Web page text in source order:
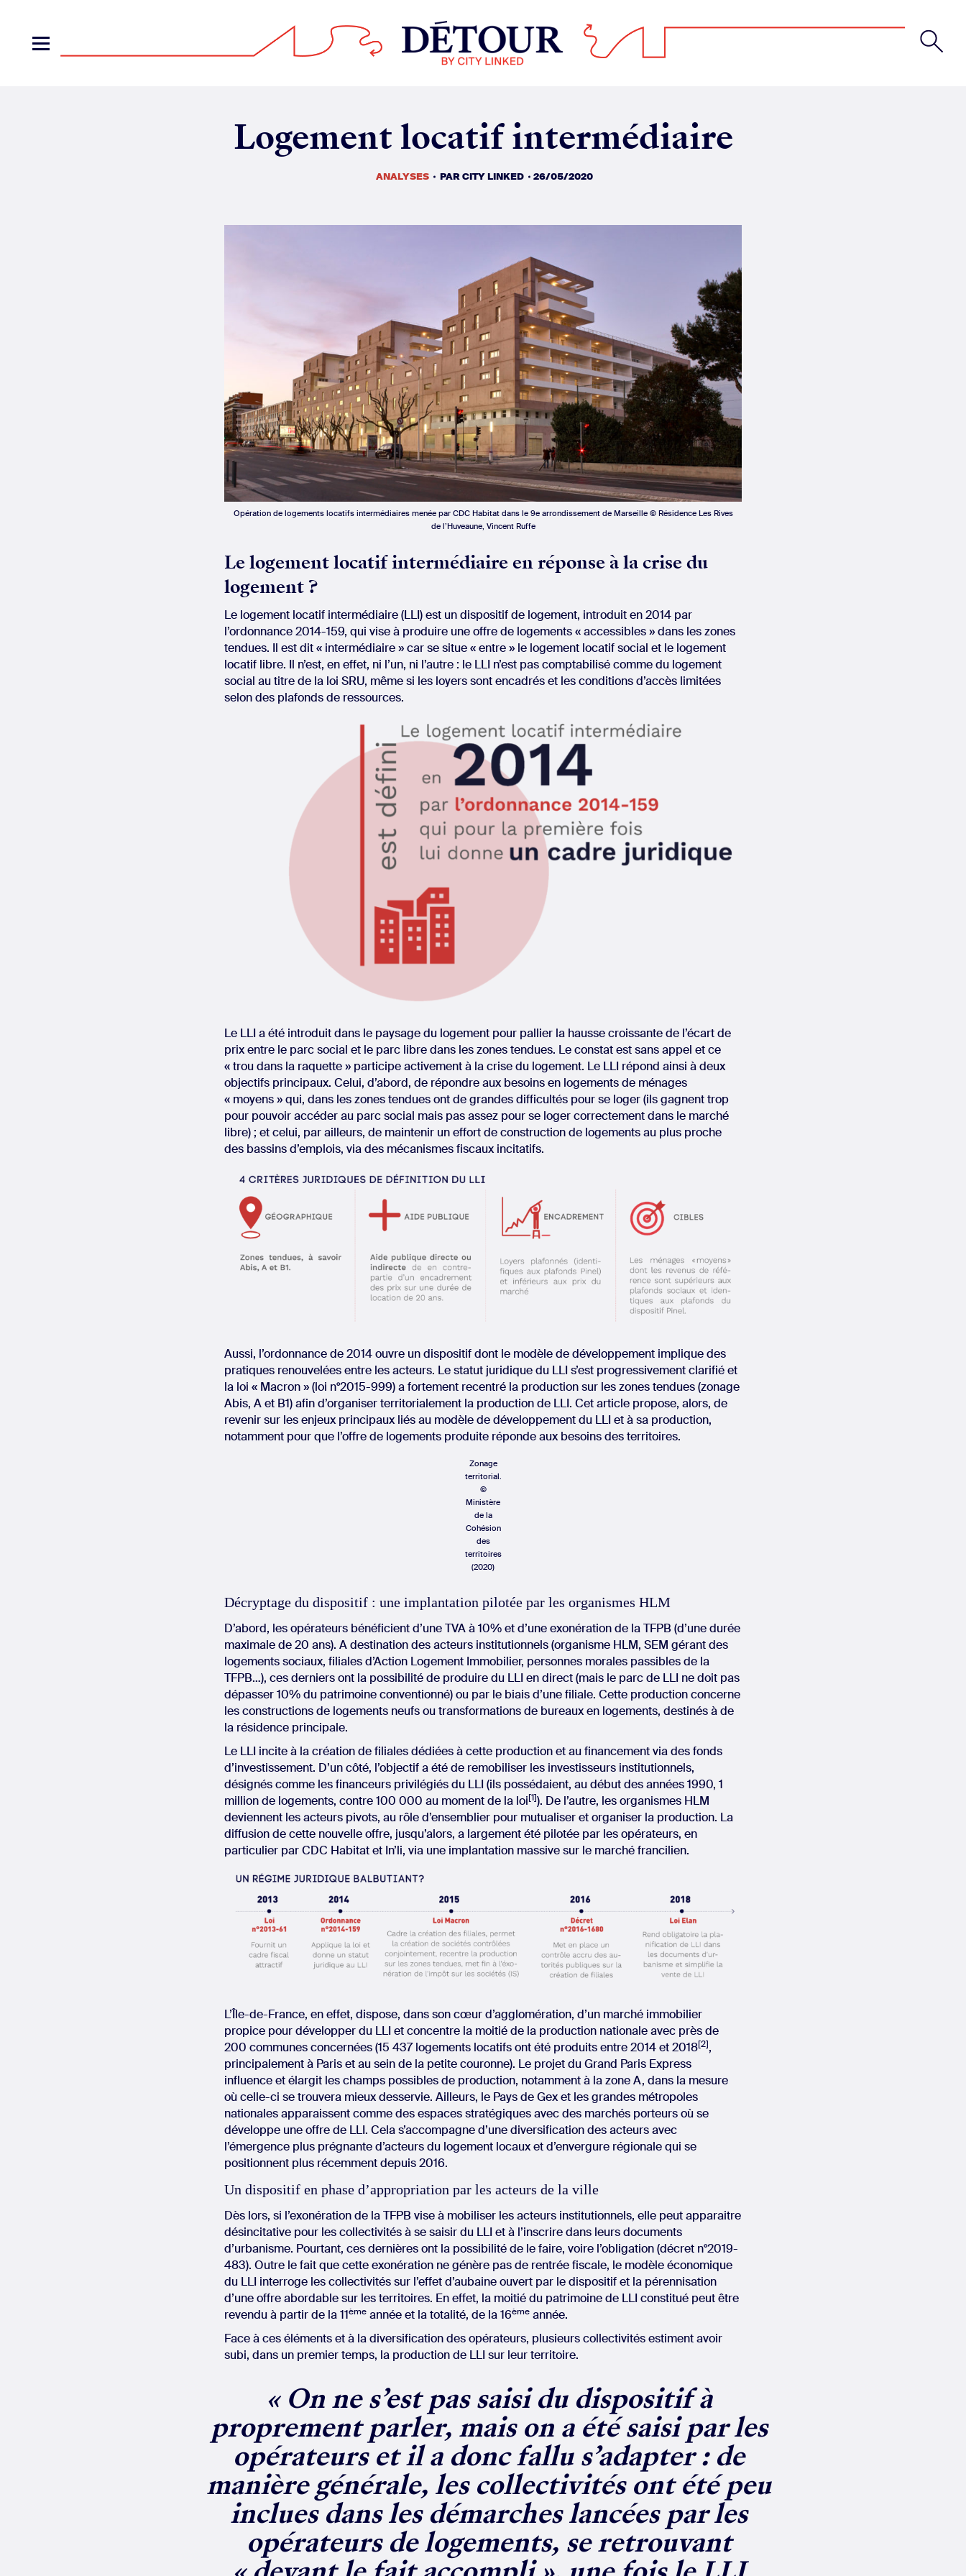
ANALYSES PARCITY LINKED 26/05/2020
Opération de logements locatifs intermédiaires menée par CDC Habitat dans le 9e arrondissement de Marseille © Résidence Les Rives
de l’Huveaune, Vincent Ruffe
Le logement locatif intermédiaire en réponse à la crise du
logement ?
Le logement locatif intermédiaire (LLI) est un dispositif de logement, introduit en 2014 par
l’ordonnance 2014-159, qui vise à produire une offre de logements « accessibles » dans les zones
tendues. Il est dit « intermédiaire » car se situe « entre » le logement locatif social et le logement
locatif libre. Il n’est, en effet, ni l’un, ni l’autre : le LLI n’est pas comptabilisé comme du logement
social au titre de la loi SRU, même si les loyers sont encadrés et les conditions d’accès limitées
selon des plafonds de ressources.
Le LLI a été introduit dans le paysage du logement pour pallier la hausse croissante de l’écart de
prix entre le parc social et le parc libre dans les zones tendues. Le constat est sans appel et ce
« trou dans la raquette » participe activement à la crise du logement. Le LLI répond ainsi à deux
objectifs principaux. Celui, d’abord, de répondre aux besoins en logements de ménages
« moyens » qui, dans les zones tendues ont de grandes difficultés pour se loger (ils gagnent trop
pour pouvoir accéder au parc social mais pas assez pour se loger correctement dans le marché
libre) ; et celui, par ailleurs, de maintenir un effort de construction de logements au plus proche
des bassins d’emplois, via des mécanismes fiscaux incitatifs.
Aussi, l’ordonnance de 2014 ouvre un dispositif dont le modèle de développement implique des
pratiques renouvelées entre les acteurs. Le statut juridique du LLI s’est progressivement clarifié et
la loi « Macron » (loi n°2015-999) a fortement recentré la production sur les zones tendues (zonage
Abis, A et B1) afin d’organiser territorialement la production de LLI. Cet article propose, alors, de
revenir sur les enjeux principaux liés au modèle de développement du LLI et à sa production,
notamment pour que l’offre de logements produite réponde aux besoins des territoires.
Zonage
territorial.
©
Ministère
de la
Cohésion
des
territoires
(2020)
Décryptage du dispositif : une implantation pilotée par les organismes HLM
D’abord, les opérateurs bénéficient d’une TVA à 10% et d’une exonération de la TFPB (d’une durée
maximale de 20 ans). A destination des acteurs institutionnels (organisme HLM, SEM gérant des
logements sociaux, filiales d’Action Logement Immobilier, personnes morales passibles de la
TFPB…), ces derniers ont la possibilité de produire du LLI en direct (mais le parc de LLI ne doit pas
dépasser 10% du patrimoine conventionné) ou par le biais d’une filiale. Cette production concerne
les constructions de logements neufs ou transformations de bureaux en logements, destinés à de
la résidence principale.
Le LLI incite à la création de filiales dédiées à cette production et au financement via des fonds
d’investissement. D’un côté, l’objectif a été de remobiliser les investisseurs institutionnels,
désignés comme les financeurs privilégiés du LLI (ils possédaient, au début des années 1990, 1
million de logements, contre 100 000 au moment de la loi[1]). De l’autre, les organismes HLM
deviennent les acteurs pivots, au rôle d’ensemblier pour mutualiser et organiser la production. La
diffusion de cette nouvelle offre, jusqu’alors, a largement été pilotée par les opérateurs, en
particulier par CDC Habitat et In’li, via une implantation massive sur le marché francilien.
L’Île-de-France, en effet, dispose, dans son cœur d’agglomération, d’un marché immobilier
propice pour développer du LLI et concentre la moitié de la production nationale avec près de
200 communes concernées (15 437 logements locatifs ont été produits entre 2014 et 2018[2],
principalement à Paris et au sein de la petite couronne). Le projet du Grand Paris Express
influence et élargit les champs possibles de production, notamment à la zone A, dans la mesure
où celle-ci se trouvera mieux desservie. Ailleurs, le Pays de Gex et les grandes métropoles
nationales apparaissent comme des espaces stratégiques avec des marchés porteurs où se
développe une offre de LLI. Cela s’accompagne d’une diversification des acteurs avec
l’émergence plus prégnante d’acteurs du logement locaux et d’envergure régionale qui se
positionnent plus récemment depuis 2016.
Un dispositif en phase d’appropriation par les acteurs de la ville
Dès lors, si l’exonération de la TFPB vise à mobiliser les acteurs institutionnels, elle peut apparaitre
désincitative pour les collectivités à se saisir du LLI et à l’inscrire dans leurs documents
d’urbanisme. Pourtant, ces dernières ont la possibilité de le faire, voire l’obligation (décret n°2019-
483). Outre le fait que cette exonération ne génère pas de rentrée fiscale, le modèle économique
du LLI interroge les collectivités sur l’effet d’aubaine ouvert par le dispositif et la pérennisation
d’une offre abordable sur les territoires. En effet, la moitié du patrimoine de LLI constitué peut être
revendu à partir de la 11ème année et la totalité, de la 16ème année.
Face à ces éléments et à la diversification des opérateurs, plusieurs collectivités estiment avoir
subi, dans un premier temps, la production de LLI sur leur territoire.
« On ne s’est pas saisi du dispositif à
proprement parler, mais on a été saisi par les
opérateurs et il a donc fallu s’adapter : de
manière générale, les collectivités ont été peu
inclues dans les démarches lancées par les
opérateurs de logements, se retrouvant